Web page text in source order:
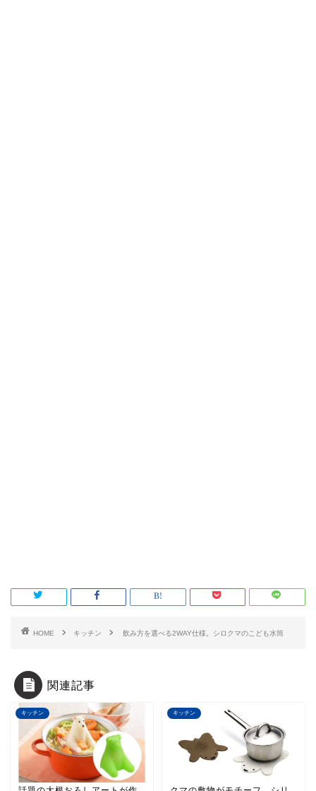
HOME キッチン 飲み方を選べる2WAY仕様。シロクマのこども水筒
関連記事
キッチン キッチン